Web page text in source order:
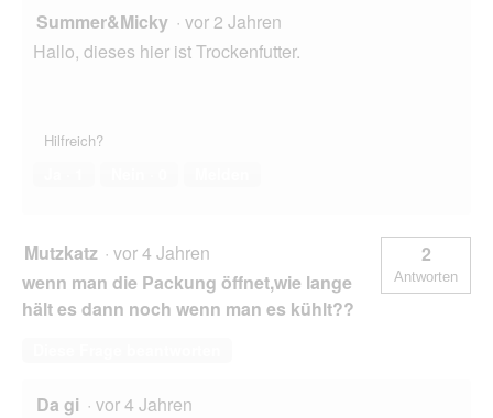
Summer&Micky · vor 2 Jahren
Hallo, dieses hier ist Trockenfutter.
Hilfreich?
Mutzkatz · vor 4 Jahren
wenn man die Packung öffnet,wie lange
hält es dann noch wenn man es kühlt??
2
Antworten
Da gi · vor 4 Jahren